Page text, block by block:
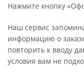
Нажмите кнопку
Наш сервис
информацию о
повторить к вводу
условия вам не